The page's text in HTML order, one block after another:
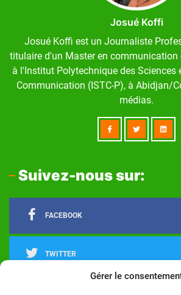
Gérer le
Josué Koffi
Josué Koffi est un Journaliste
titulaire d'un Master en
à l'Institut Polytechnique des Sciences
Communication (ISTC-P), à Abidjan/
médias.
Suivez-nous sur:
FACEBOOK
TWITTER